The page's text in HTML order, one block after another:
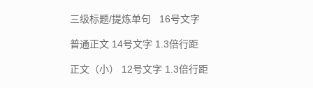
三级标题/提炼单句 16号文字
普通正文 14号文字 1.3倍行距
正文（小） 12号文字 1.3倍行距